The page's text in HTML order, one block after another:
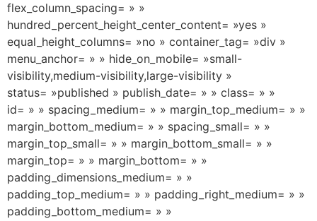
flex_column_spacing= » »
hundred_percent_height_center_content= »yes »
equal_height_columns= »no » container_tag= »div »
menu_anchor= » » hide_on_mobile= »small-
visibility,medium-visibility,large-visibility »
status= »published » publish_date= » » class= » »
id= » » spacing_medium= » » margin_top_medium= » »
margin_bottom_medium= » » spacing_small= » »
margin_top_small= » » margin_bottom_small= » »
margin_top= » » margin_bottom= » »
padding_dimensions_medium= » »
padding_top_medium= » » padding_right_medium= » »
padding_bottom_medium= » »